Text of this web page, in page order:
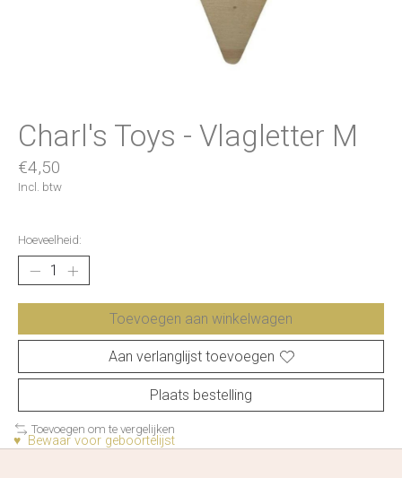
Charl's Toys - Vlagletter M
€4,50
Incl. btw
Hoeveelheid:
Toevoegen aan winkelwagen
Aan verlanglijst toevoegen
Plaats bestelling
Toevoegen om te vergelijken
♥ Bewaar voor geboortelijst